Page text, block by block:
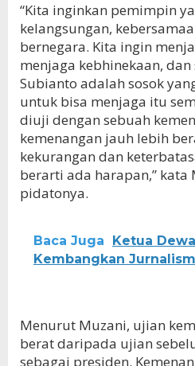
“Kita inginkan pemimpin
kelangsungan,
bernegara. Kita ingin
menjaga kebhinekaan, dan
Subianto adalah sosok
untuk bisa menjaga itu
diuji dengan sebuah
kemenangan jauh lebih
kekurangan dan
berarti ada harapan,” kata
pidatonya.
Baca Juga
Ketua
Kembangkan
Menurut Muzani, ujian
berat daripada ujian
sebagai presiden.